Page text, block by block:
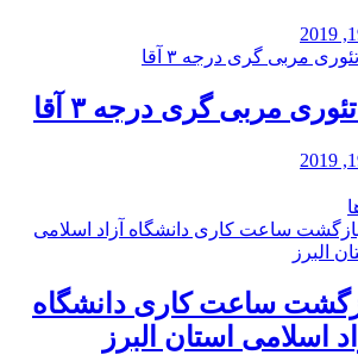
مربی گری درجه ۳ آقا
ساعت کاری دانشگاه
اسلامی استان البرز